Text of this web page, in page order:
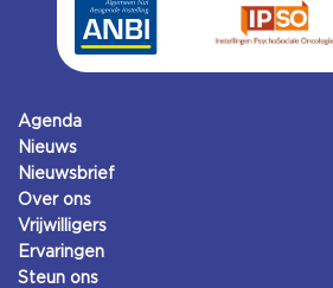
Agenda
Nieuws
Nieuwsbrief
Over ons
Vrijwilligers
Ervaringen
Steun ons